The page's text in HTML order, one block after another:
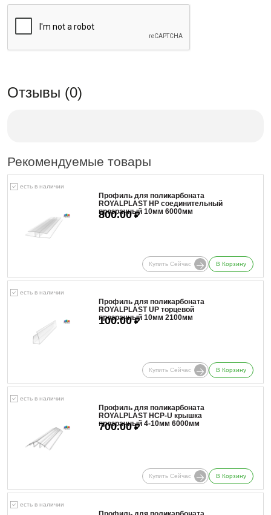
Отзывы (0)
Рекомендуемые товары
есть в наличии
Профиль для поликарбоната
ROYALPLAST HP соединительный
прозрачный 10мм 6000мм
800.00₽
Купить Сейчас В Корзину
есть в наличии
Профиль для поликарбоната
ROYALPLAST UP торцевой
прозрачный 10мм 2100мм
100.00₽
Купить Сейчас В Корзину
есть в наличии
Профиль для поликарбоната
ROYALPLAST HCP-U крышка
прозрачный 4-10мм 6000мм
700.00₽
Купить Сейчас В Корзину
есть в наличии